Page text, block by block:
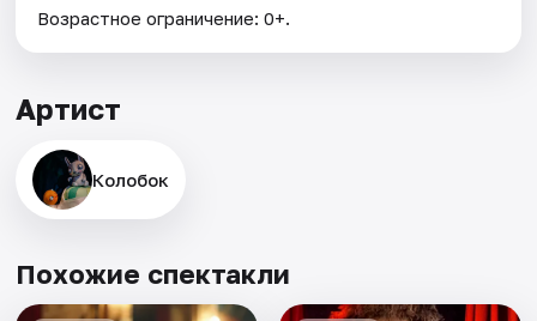
Возрастное ограничение: 0+.
Артист
Колобок
Похожие спектакли